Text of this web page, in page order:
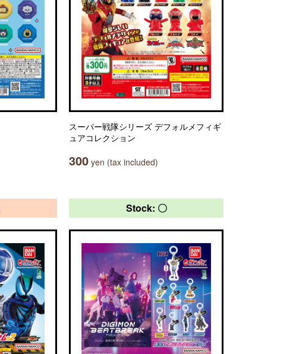
スーパー戦隊シリーズ デフォルメフィギ
ュアコレクション
300 yen (tax included)
Stock: 〇